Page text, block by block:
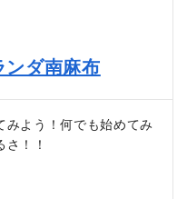
ンダ南麻布
みよう！何でも始めてみ
さ！！